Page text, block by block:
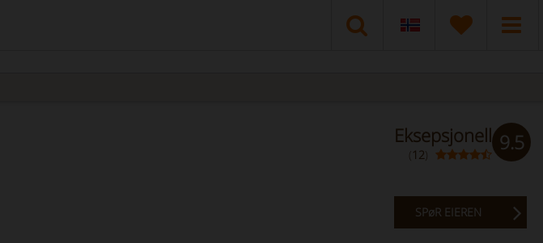
Eksepsjonell
( 12) 9.5
SPøR EIEREN